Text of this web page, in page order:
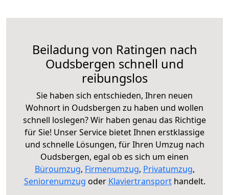
Beiladung von Ratingen nach
Oudsbergen schnell und
reibungslos
Sie haben sich entschieden, Ihren neuen
Wohnort in Oudsbergen zu haben und wollen
schnell loslegen? Wir haben genau das Richtige
für Sie! Unser Service bietet Ihnen erstklassige
und schnelle Lösungen, für Ihren Umzug nach
Oudsbergen, egal ob es sich um einen
Büroumzug, Firmenumzug, Privatumzug,
Seniorenumzug oder Klaviertransporthandelt.